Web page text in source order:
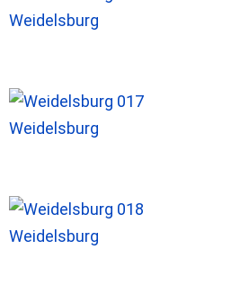
Weidelsburg
Weidelsburg
Weidelsburg